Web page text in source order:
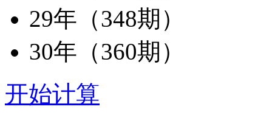
29年（348期）
30年（360期）
开始计算